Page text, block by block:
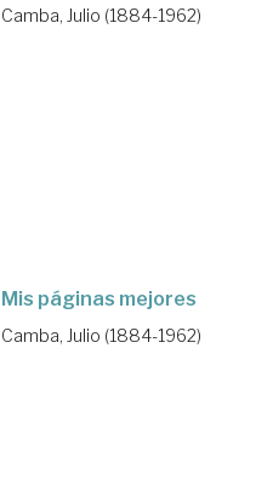
Camba, Julio (1884-1962)
Mis páginas mejores
Camba, Julio (1884-1962)